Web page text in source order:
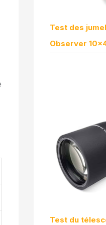
Test des
Observer
Test du